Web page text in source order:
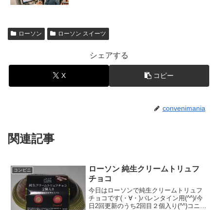
ローソン ローソン スイーツ
シェアする
X コピー
convenimania
関連記事
コンビニ
ローソン 純生クリームトリュフ
チョコ
今日はローソンで純生クリームトリュフ
チョコです(・∀・)バレンタイン用(^^)/今
日2回更新のうち2回目２個入り(^^)コニャ